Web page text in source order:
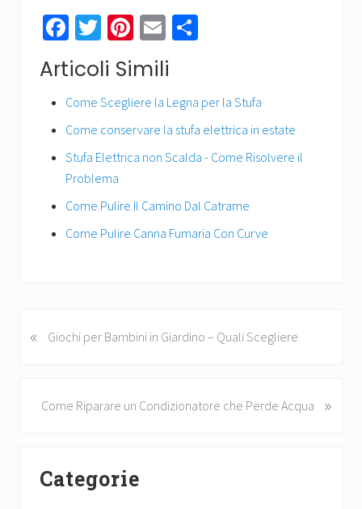
Fa
ce
b
o
ok
T
wi
tt
er
Pi
er
es
t
E
m
ail
di
vi
di
Articoli Simili
Come Scegliere la Legna per la Stufa
Come conservare la stufa elettrica in estate
Stufa Elettrica non Scalda - Come Risolvere il
Problema
Come Pulire Il Camino Dal Catrame
Come Pulire Canna Fumaria Con Curve
P
« Giochi per Bambini in Giardino – Quali Scegliere
Come Riparare un Condizionatore che Perde Acqua »
Sidebar
Categorie